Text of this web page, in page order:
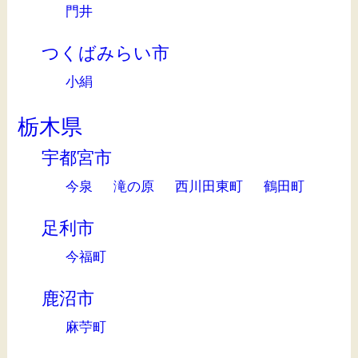
門井
つくばみらい市
小絹
栃木県
宇都宮市
今泉 滝の原 西川田東町 鶴田町
足利市
今福町
鹿沼市
麻苧町